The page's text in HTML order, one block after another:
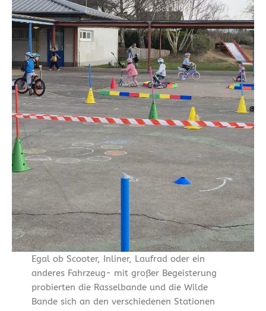
Egal ob Scooter, Inliner, Laufrad oder ein
anderes Fahrzeug- mit großer Begeisterung
probierten die Rasselbande und die Wilde
Bande sich an den verschiedenen Stationen